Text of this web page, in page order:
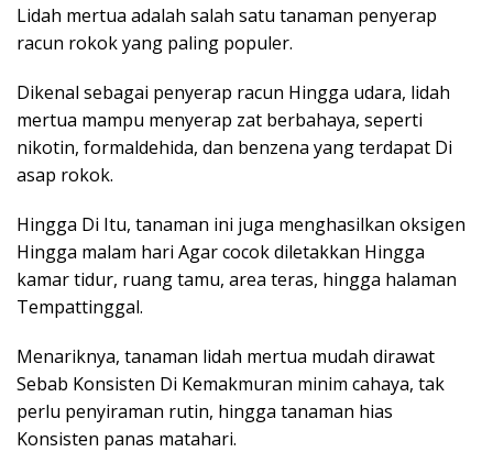
Lidah mertua adalah salah satu tanaman penyerap
racun rokok yang paling populer.
Dikenal sebagai penyerap racun Hingga udara, lidah
mertua mampu menyerap zat berbahaya, seperti
nikotin, formaldehida, dan benzena yang terdapat Di
asap rokok.
Hingga Di Itu, tanaman ini juga menghasilkan oksigen
Hingga malam hari Agar cocok diletakkan Hingga
kamar tidur, ruang tamu, area teras, hingga halaman
Tempattinggal.
Menariknya, tanaman lidah mertua mudah dirawat
Sebab Konsisten Di Kemakmuran minim cahaya, tak
perlu penyiraman rutin, hingga tanaman hias
Konsisten panas matahari.